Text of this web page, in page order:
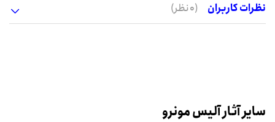
نظرات کاربران (0 نظر)
سایر آثار آلیس مونرو